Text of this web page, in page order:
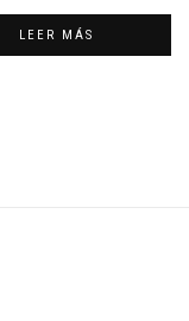
LEER MÁS